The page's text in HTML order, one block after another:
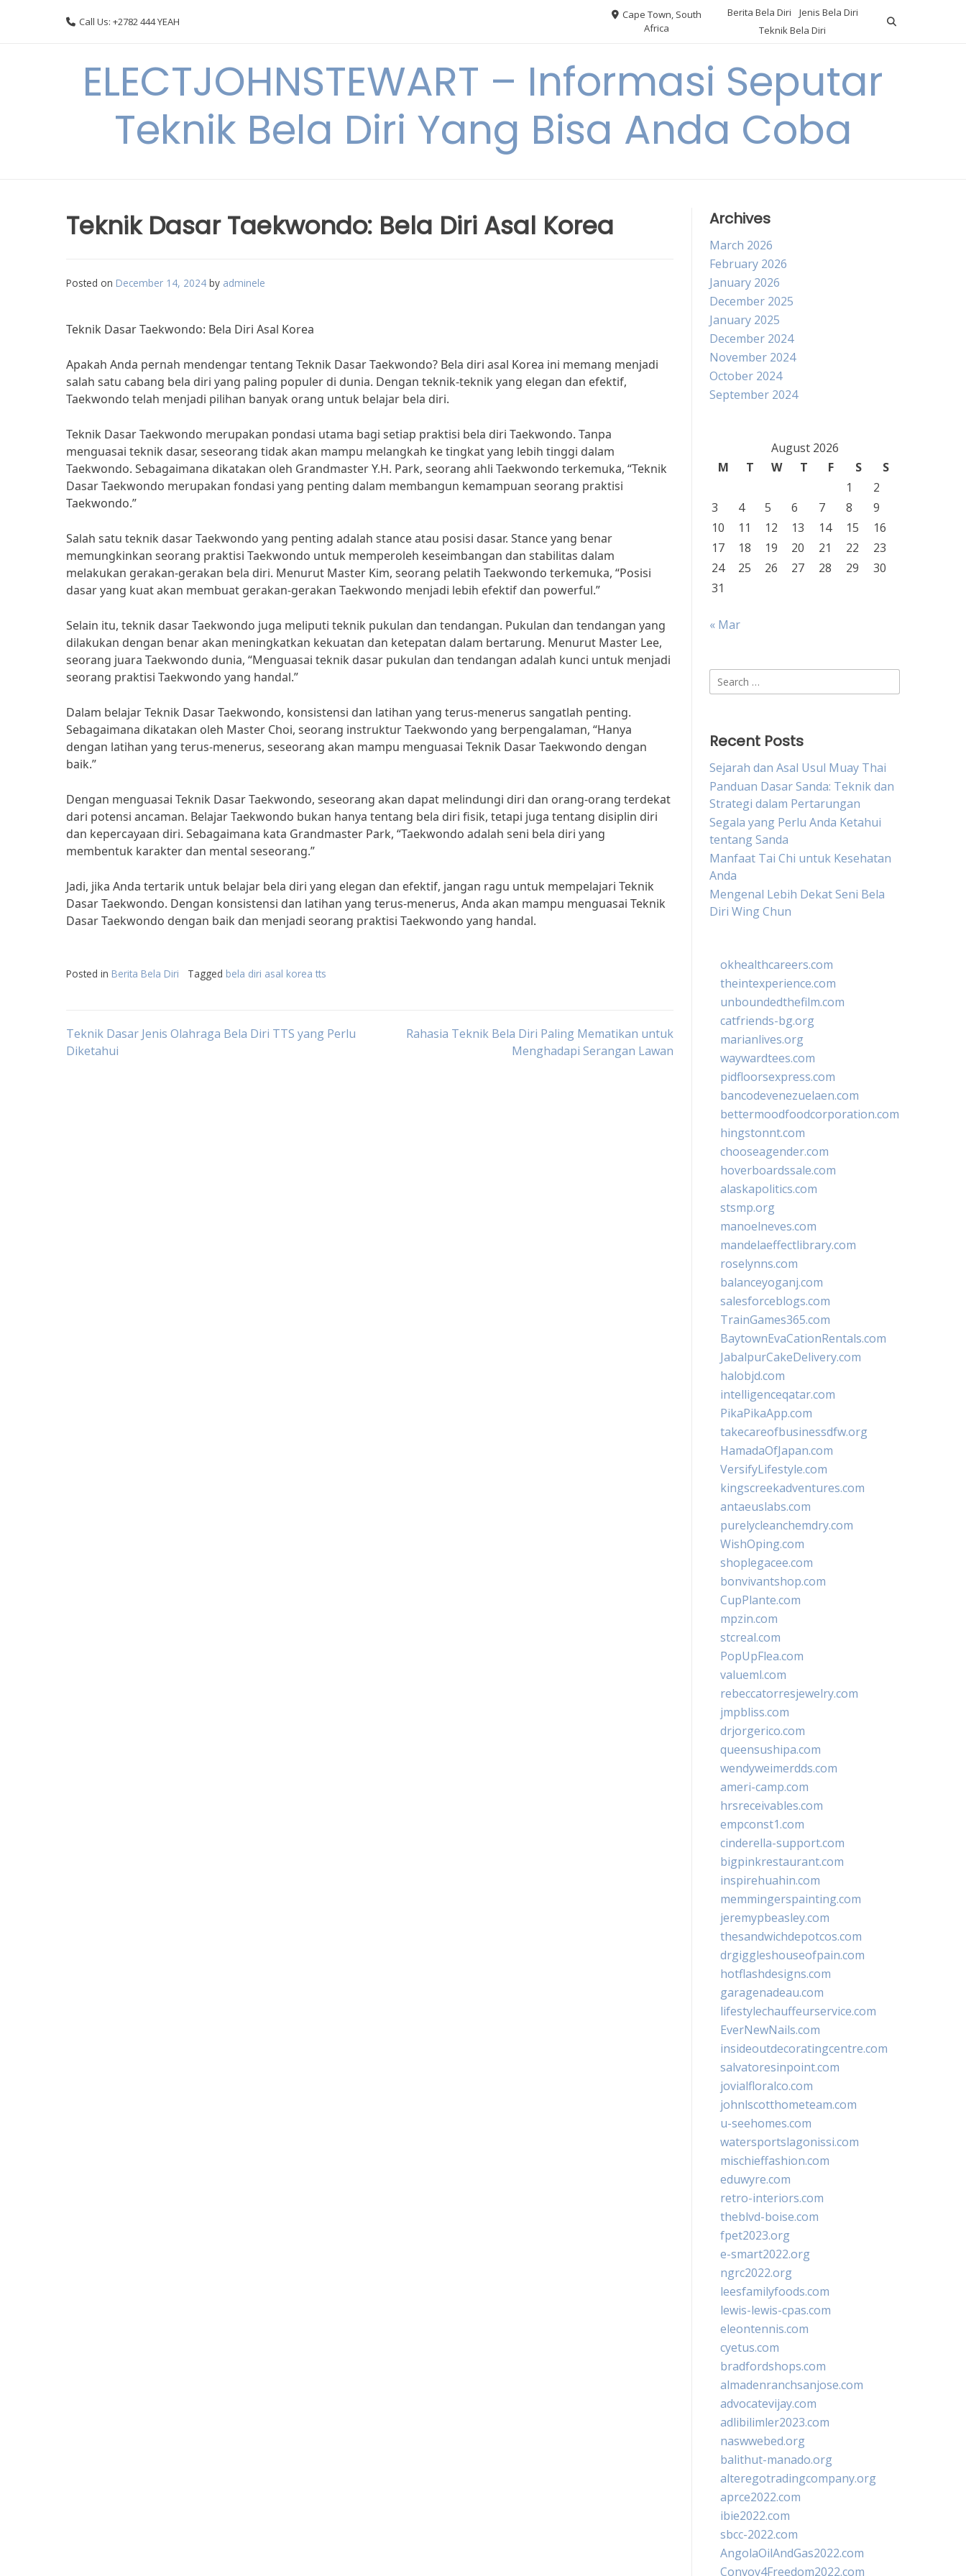
Call Us: +2782 444 YEAH
Cape Town, South
Africa
Berita Bela Diri
Jenis Bela Diri
Teknik Bela Diri
ELECTJOHNSTEWART – Informasi Seputar
Teknik Bela Diri Yang Bisa Anda Coba
Teknik Dasar Taekwondo: Bela Diri Asal Korea
Posted on December 14, 2024 by adminele
Teknik Dasar Taekwondo: Bela Diri Asal Korea
Apakah Anda pernah mendengar tentang Teknik Dasar Taekwondo? Bela diri asal Korea ini memang menjadi
salah satu cabang bela diri yang paling populer di dunia. Dengan teknik-teknik yang elegan dan efektif,
Taekwondo telah menjadi pilihan banyak orang untuk belajar bela diri.
Teknik Dasar Taekwondo merupakan pondasi utama bagi setiap praktisi bela diri Taekwondo. Tanpa
menguasai teknik dasar, seseorang tidak akan mampu melangkah ke tingkat yang lebih tinggi dalam
Taekwondo. Sebagaimana dikatakan oleh Grandmaster Y.H. Park, seorang ahli Taekwondo terkemuka, “Teknik
Dasar Taekwondo merupakan fondasi yang penting dalam membangun kemampuan seorang praktisi
Taekwondo.”
Salah satu teknik dasar Taekwondo yang penting adalah stance atau posisi dasar. Stance yang benar
memungkinkan seorang praktisi Taekwondo untuk memperoleh keseimbangan dan stabilitas dalam
melakukan gerakan-gerakan bela diri. Menurut Master Kim, seorang pelatih Taekwondo terkemuka, “Posisi
dasar yang kuat akan membuat gerakan-gerakan Taekwondo menjadi lebih efektif dan powerful.”
Selain itu, teknik dasar Taekwondo juga meliputi teknik pukulan dan tendangan. Pukulan dan tendangan yang
dilakukan dengan benar akan meningkatkan kekuatan dan ketepatan dalam bertarung. Menurut Master Lee,
seorang juara Taekwondo dunia, “Menguasai teknik dasar pukulan dan tendangan adalah kunci untuk menjadi
seorang praktisi Taekwondo yang handal.”
Dalam belajar Teknik Dasar Taekwondo, konsistensi dan latihan yang terus-menerus sangatlah penting.
Sebagaimana dikatakan oleh Master Choi, seorang instruktur Taekwondo yang berpengalaman, “Hanya
dengan latihan yang terus-menerus, seseorang akan mampu menguasai Teknik Dasar Taekwondo dengan
baik.”
Dengan menguasai Teknik Dasar Taekwondo, seseorang akan dapat melindungi diri dan orang-orang terdekat
dari potensi ancaman. Belajar Taekwondo bukan hanya tentang bela diri fisik, tetapi juga tentang disiplin diri
dan kepercayaan diri. Sebagaimana kata Grandmaster Park, “Taekwondo adalah seni bela diri yang
membentuk karakter dan mental seseorang.”
Jadi, jika Anda tertarik untuk belajar bela diri yang elegan dan efektif, jangan ragu untuk mempelajari Teknik
Dasar Taekwondo. Dengan konsistensi dan latihan yang terus-menerus, Anda akan mampu menguasai Teknik
Dasar Taekwondo dengan baik dan menjadi seorang praktisi Taekwondo yang handal.
Posted in Berita Bela Diri Tagged bela diri asal korea tts
Post
Teknik Dasar Jenis Olahraga Bela Diri TTS yang Perlu
Diketahui
Rahasia Teknik Bela Diri Paling Mematikan untuk
Menghadapi Serangan Lawan
Archives
March 2026
February 2026
January 2026
December 2025
January 2025
December 2024
November 2024
October 2024
September 2024
August 2026
M
T W T F S
S
1
2
3
4 5 6 7 8
9
10
11 12 13 14 15
16
17
18 19 20 21 22
23
24
25 26 27 28 29
30
31
« Mar
Search
for:
Recent Posts
Sejarah dan Asal Usul Muay Thai
Panduan Dasar Sanda: Teknik dan
Strategi dalam Pertarungan
Segala yang Perlu Anda Ketahui
tentang Sanda
Manfaat Tai Chi untuk Kesehatan
Anda
Mengenal Lebih Dekat Seni Bela
Diri Wing Chun
okhealthcareers.com
theintexperience.com
unboundedthefilm.com
catfriends-bg.org
marianlives.org
waywardtees.com
pidfloorsexpress.com
bancodevenezuelaen.com
bettermoodfoodcorporation.com
hingstonnt.com
chooseagender.com
hoverboardssale.com
alaskapolitics.com
stsmp.org
manoelneves.com
mandelaeffectlibrary.com
roselynns.com
balanceyoganj.com
salesforceblogs.com
TrainGames365.com
BaytownEvaCationRentals.com
JabalpurCakeDelivery.com
halobjd.com
intelligenceqatar.com
PikaPikaApp.com
takecareofbusinessdfw.org
HamadaOfJapan.com
VersifyLifestyle.com
kingscreekadventures.com
antaeuslabs.com
purelycleanchemdry.com
WishOping.com
shoplegacee.com
bonvivantshop.com
CupPlante.com
mpzin.com
stcreal.com
PopUpFlea.com
valueml.com
rebeccatorresjewelry.com
jmpbliss.com
drjorgerico.com
queensushipa.com
wendyweimerdds.com
ameri-camp.com
hrsreceivables.com
empconst1.com
cinderella-support.com
bigpinkrestaurant.com
inspirehuahin.com
memmingerspainting.com
jeremypbeasley.com
thesandwichdepotcos.com
drgiggleshouseofpain.com
hotflashdesigns.com
garagenadeau.com
lifestylechauffeurservice.com
EverNewNails.com
insideoutdecoratingcentre.com
salvatoresinpoint.com
jovialfloralco.com
johnlscotthometeam.com
u-seehomes.com
watersportslagonissi.com
mischieffashion.com
eduwyre.com
retro-interiors.com
theblvd-boise.com
fpet2023.org
e-smart2022.org
ngrc2022.org
leesfamilyfoods.com
lewis-lewis-cpas.com
eleontennis.com
cyetus.com
bradfordshops.com
almadenranchsanjose.com
advocatevijay.com
adlibilimler2023.com
naswwebed.org
balithut-manado.org
alteregotradingcompany.org
aprce2022.com
ibie2022.com
sbcc-2022.com
AngolaOilAndGas2022.com
Convoy4Freedom2022.com